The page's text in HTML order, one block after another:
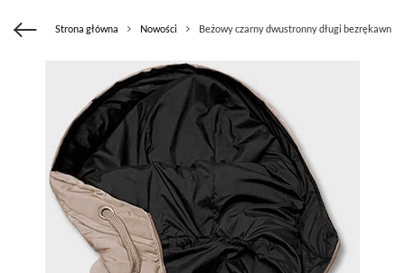
Strona główna Nowości Beżowy czarny dwustronny długi bezrękawnik